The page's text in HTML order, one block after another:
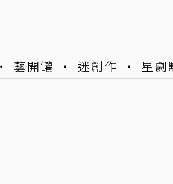
藝開罐 迷創作 星劇